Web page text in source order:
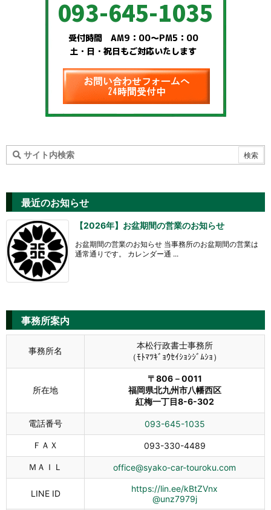
最近のお知らせ
【2026年】お盆期間の営業のお知らせ
お盆期間の営業のお知らせ 当事務所のお盆期間の営業は
通常通りです。 カレンダー通 ...
事務所案内
事務所名
本松行政書士事務所
（ﾓﾄﾏﾂｷﾞｮｳｾｲｼｮｼｼﾞﾑｼｮ）
所在地
〒806－0011
福岡県北九州市八幡西区
紅梅一丁目8-6-302
電話番号 093-645-1035
ＦＡＸ 093-330-4489
ＭＡＩＬ office@syako-car-touroku.com
LINE ID
https://lin.ee/kBtZVnx
@unz7979j